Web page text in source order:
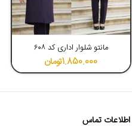
4.62
مانتو شلوار اداری کد ۶۰۸
1.850.000تومان
اطلاعات تماس